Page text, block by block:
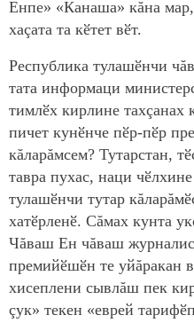
Енпе» «Канаша» кăна
хаçата та кӗтет вӗт.
Республика тулашӗнчи
тата информаци
тимлӗх кирлине
пичет кунӗнче пӗр-пӗр
кăларăмсем? Тутарстан,
тавра пухас, наци
тулашӗнчи тутар
хатӗрленӗ. Сăмах кунта
Чăваш Ен чăваш
премийӗшӗн те уйăракан
хисеплени сывлăш пек
çук» текен «еврей